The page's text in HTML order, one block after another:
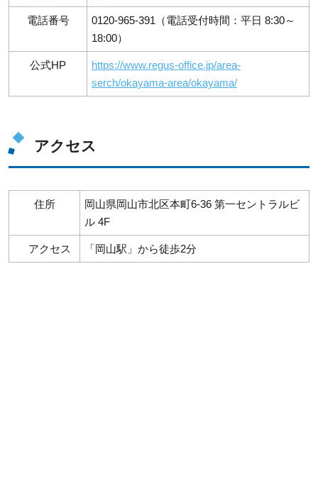
電話番号
0120-965-391（電話受付時間：平日 8:30～
18:00）
公式HP
https://www.regus-office.jp/area-
serch/okayama-area/okayama/
アクセス
住所
岡山県岡山市北区本町6-36 第一セントラルビ
ル 4F
アクセス 「岡山駅」から徒歩2分